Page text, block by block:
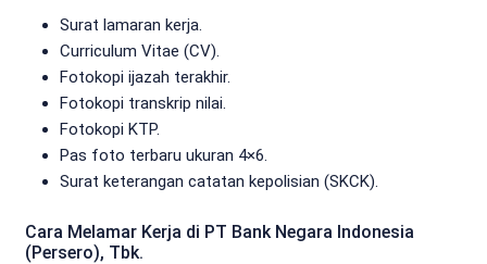
Surat lamaran kerja.
Curriculum Vitae (CV).
Fotokopi ijazah terakhir.
Fotokopi transkrip nilai.
Fotokopi KTP.
Pas foto terbaru ukuran 4×6.
Surat keterangan catatan kepolisian (SKCK).
Cara Melamar Kerja di PT Bank Negara Indonesia
(Persero), Tbk.